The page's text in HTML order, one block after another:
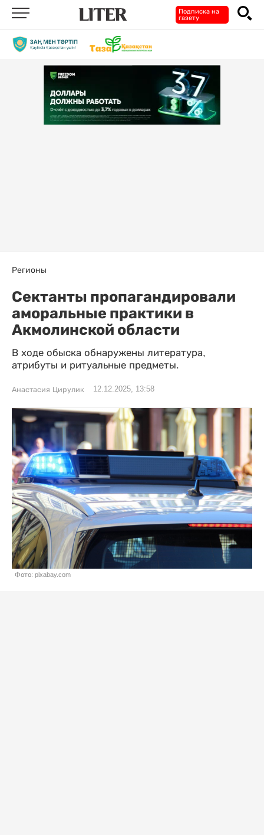
Подписка на
газету
Регионы
Сектанты пропагандировали
аморальные практики в
Акмолинской области
В ходе обыска обнаружены литература,
атрибуты и ритуальные предметы.
Анастасия Цирулик 12.12.2025, 13:58
Фото: pixabay.com